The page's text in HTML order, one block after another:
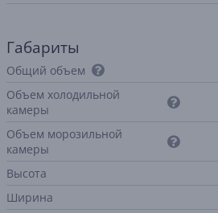
Габариты
Общий объем
Объем холодильной
камеры
Объем морозильной
камеры
Высота
Ширина